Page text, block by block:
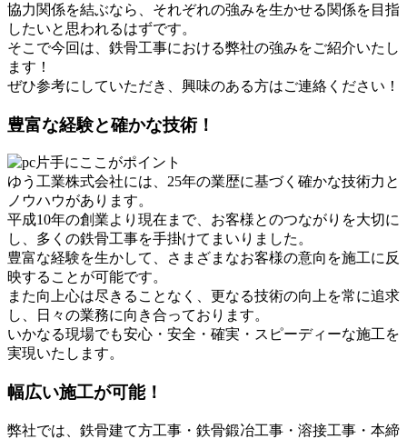
協力関係を結ぶなら、それぞれの強みを生かせる関係を目指
したいと思われるはずです。
そこで今回は、鉄骨工事における弊社の強みをご紹介いたし
ます！
ぜひ参考にしていただき、興味のある方はご連絡ください！
豊富な経験と確かな技術！
ゆう工業株式会社には、25年の業歴に基づく確かな技術力と
ノウハウがあります。
平成10年の創業より現在まで、お客様とのつながりを大切に
し、多くの鉄骨工事を手掛けてまいりました。
豊富な経験を生かして、さまざまなお客様の意向を施工に反
映することが可能です。
また向上心は尽きることなく、更なる技術の向上を常に追求
し、日々の業務に向き合っております。
いかなる現場でも安心・安全・確実・スピーディーな施工を
実現いたします。
幅広い施工が可能！
弊社では、鉄骨建て方工事・鉄骨鍛冶工事・溶接工事・本締